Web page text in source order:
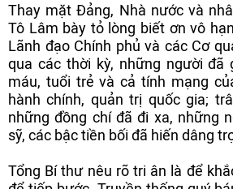
Thay mặt Đảng, Nhà nước và
Tô Lâm bày tỏ lòng biết ơn vô
Lãnh đạo Chính phủ và các Cơ
qua các thời kỳ, những người đã
máu, tuổi trẻ và cả tính mạng
hành chính, quản trị quốc gia;
những đồng chí đã đi xa, những
sỹ, các bậc tiền bối đã hiến dâng
Tổng Bí thư nêu rõ tri ân là để